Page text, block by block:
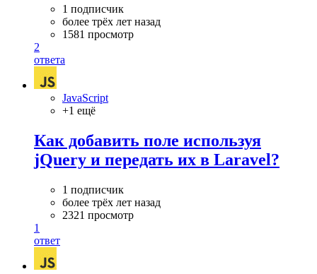
1 подписчик
более трёх лет назад
1581 просмотр
2
ответа
JavaScript
+1 ещё
Как добавить поле используя
jQuery и передать их в Laravel?
1 подписчик
более трёх лет назад
2321 просмотр
1
ответ